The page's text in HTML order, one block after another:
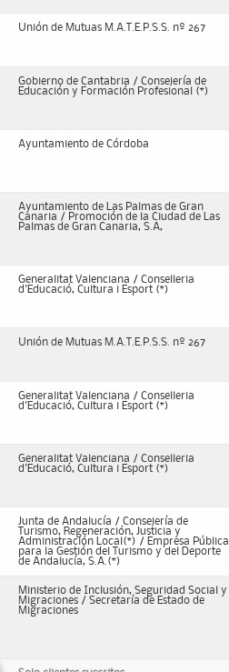
Unión de Mutuas M.A.T.E.P.S.S. nº 267
Gobierno de Cantabria / Consejería de
Educación y Formación Profesional (*)
Ayuntamiento de Córdoba
Ayuntamiento de Las Palmas de Gran
Canaria / Promoción de la Ciudad de Las
Palmas de Gran Canaria, S.A,
Generalitat Valenciana / Conselleria
d'Educació, Cultura i Esport (*)
Unión de Mutuas M.A.T.E.P.S.S. nº 267
Generalitat Valenciana / Conselleria
d'Educació, Cultura i Esport (*)
Generalitat Valenciana / Conselleria
d'Educació, Cultura i Esport (*)
Junta de Andalucía / Consejería de
Turismo, Regeneración, Justicia y
Administración Local(*) / Empresa Pública
para la Gestión del Turismo y del Deporte
de Andalucía, S.A.(*)
Ministerio de Inclusión, Seguridad Social y
Migraciones / Secretaría de Estado de
Migraciones